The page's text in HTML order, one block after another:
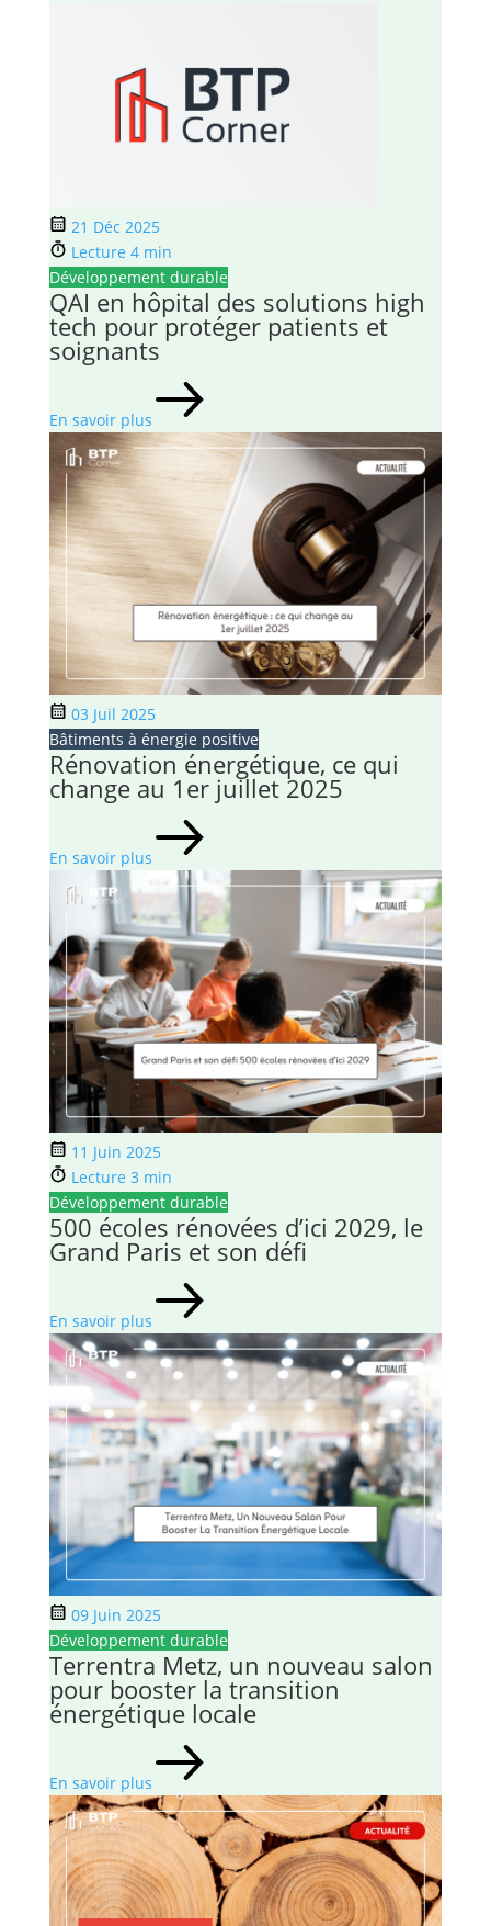
21 Déc 2025
Lecture 4 min
Développement durable
QAI en hôpital des solutions high
tech pour protéger patients et
soignants
En savoir plus
03 Juil 2025
Bâtiments à énergie positive
Rénovation énergétique, ce qui
change au 1er juillet 2025
En savoir plus
11 Juin 2025
Lecture 3 min
Développement durable
500 écoles rénovées d’ici 2029, le
Grand Paris et son défi
En savoir plus
09 Juin 2025
Développement durable
Terrentra Metz, un nouveau salon
pour booster la transition
énergétique locale
En savoir plus